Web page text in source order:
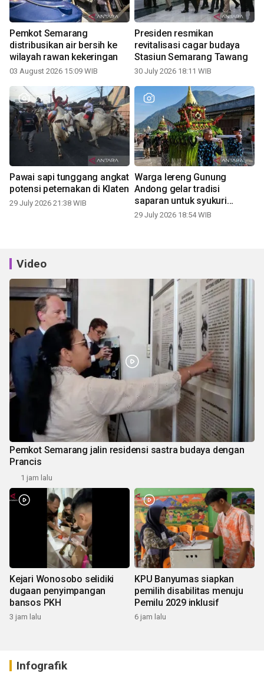
Pemkot Semarang
distribusikan air bersih ke
wilayah rawan kekeringan
03 August 2026 15:09 WIB
Presiden resmikan
revitalisasi cagar budaya
Stasiun Semarang Tawang
30 July 2026 18:11 WIB
Pawai sapi tunggang angkat
potensi peternakan di Klaten
29 July 2026 21:38 WIB
Warga lereng Gunung
Andong gelar tradisi
saparan untuk syukuri
panen
29 July 2026 18:54 WIB
Video
Pemkot Semarang jalin residensi sastra budaya dengan
Prancis
1 jam lalu
Kejari Wonosobo selidiki
dugaan penyimpangan
bansos PKH
3 jam lalu
KPU Banyumas siapkan
pemilih disabilitas menuju
Pemilu 2029 inklusif
6 jam lalu
Infografik